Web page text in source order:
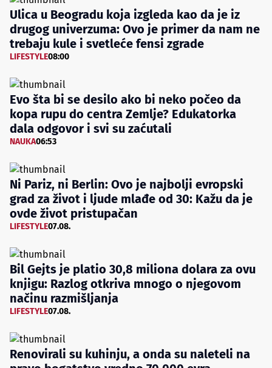
Ulica u Beogradu koja izgleda kao da je iz
drugog univerzuma: Ovo je primer da nam ne
trebaju kule i svetleće fensi zgrade
LIFESTYLE08:00
Evo šta bi se desilo ako bi neko počeo da
kopa rupu do centra Zemlje? Edukatorka
dala odgovor i svi su zaćutali
NAUKA06:53
Ni Pariz, ni Berlin: Ovo je najbolji evropski
grad za život i ljude mlađe od 30: Kažu da je
ovde život pristupačan
LIFESTYLE07.08.
Bil Gejts je platio 30,8 miliona dolara za ovu
knjigu: Razlog otkriva mnogo o njegovom
načinu razmišljanja
LIFESTYLE07.08.
Renovirali su kuhinju, a onda su naleteli na